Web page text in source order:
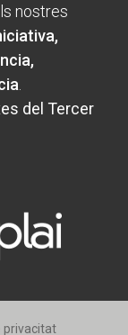
nostres
del Tercer
privacitat